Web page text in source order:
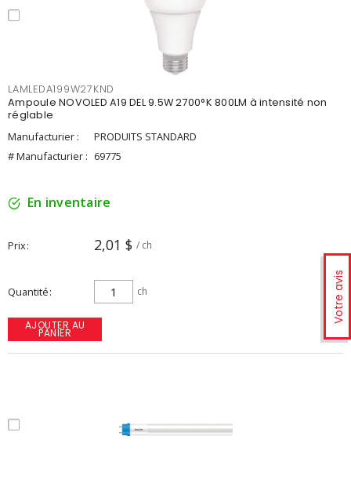
Votre avis
LAMLEDA199W27KND
Ampoule NOVOLED A19 DEL 9.5W 2700°K 800LM à intensité non
réglable
Manufacturier :
PRODUITS STANDARD
# Manufacturier : 69775
En inventaire
Prix 2,01 $ / ch
Quantité ch
AJOUTER AU
PANIER